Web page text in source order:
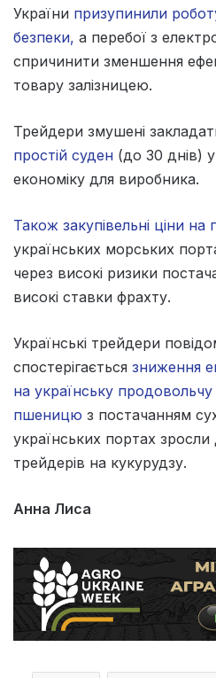
України призупинили
безпеки, а перебої з
спричинити зменшення
товару залізницею.
Трейдери змушені
простій суден (до 30 днів)
економіку для виробника.
Також закупівельні ціни
українських морських
через високі ризики
високі ставки фрахту.
Українські трейдери
спостерігається зниження
на українську
пшеницю з постачанням
українських портах зросли
трейдерів на кукурудзу.
Анна Лиса